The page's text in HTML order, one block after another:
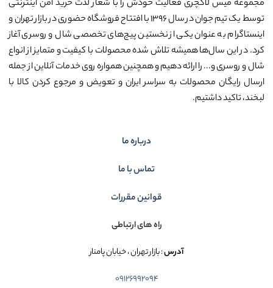
مجموعه میس لاکچری فعالیت خودش را با شعار لذت خرید امن اینترنتی
توسط یک تیم جوان در سال ۱۳۹۶ با افتتاح فروشگاه حضوری در بازار تهران و
اینستاگرام به عنوان یکی از نخستین پیج‌های تخصصی شال و روسری آغاز
کرد. در این سال‌ها همیشه تلاش شده محصولات با کیفیت و متمایز از انواع
شال و روسری و... را ارائه دهیم و همچنین همواره روی خدمات آنلاین از جمله
ارسال رایگان محصولات به سراسر ایران و تعویض و مرجوع کردن کالا با
لبخند، تاکید داشتیم.
درباره ما
تماس با ما
قوانین مقررات
راه های ارتباطی
آدرس: بازار تهران ، خیابان پامنار
09126992094